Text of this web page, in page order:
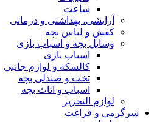
ساعت
آرایشی، بهداشتی و درمانی
کفش و لباس بچه
وسایل بچه و اسباب بازی
اسباب بازی
کالسکه و لوازم جانبی
تخت و صندلی بچه
اسباب و اثاث بچه
لوازم التحریر
سرگرمی و فراغت